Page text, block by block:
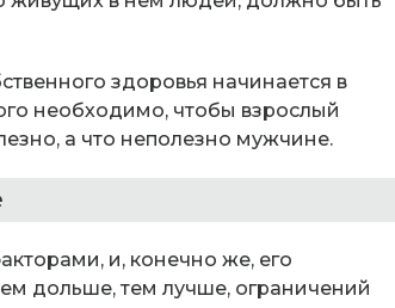
здоровья начинается в
необходимо, чтобы взрослый
а что неполезно мужчине.
и, конечно же, его
дольше, тем лучше, ограничений